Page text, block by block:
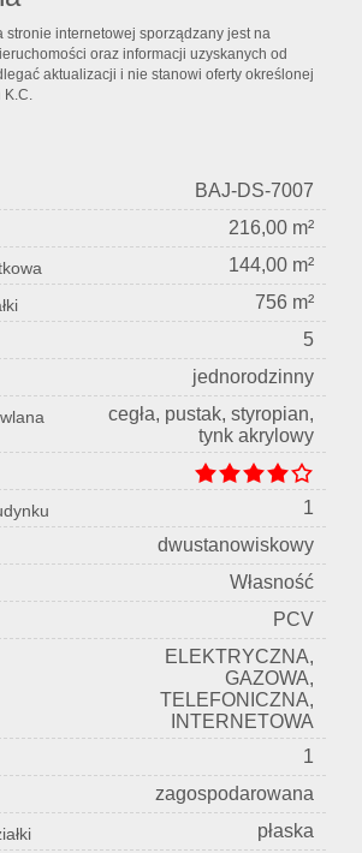
stronie internetowej sporządzany jest na
oraz informacji uzyskanych od
aktualizacji i nie stanowi oferty określonej
K.C.
BAJ-DS-7007
216,00 m²
144,00 m²
756 m²
5
jednorodzinny
cegła, pustak, styropian,
tynk akrylowy
1
dwustanowiskowy
Własność
PCV
ELEKTRYCZNA,
GAZOWA,
TELEFONICZNA,
INTERNETOWA
1
zagospodarowana
płaska